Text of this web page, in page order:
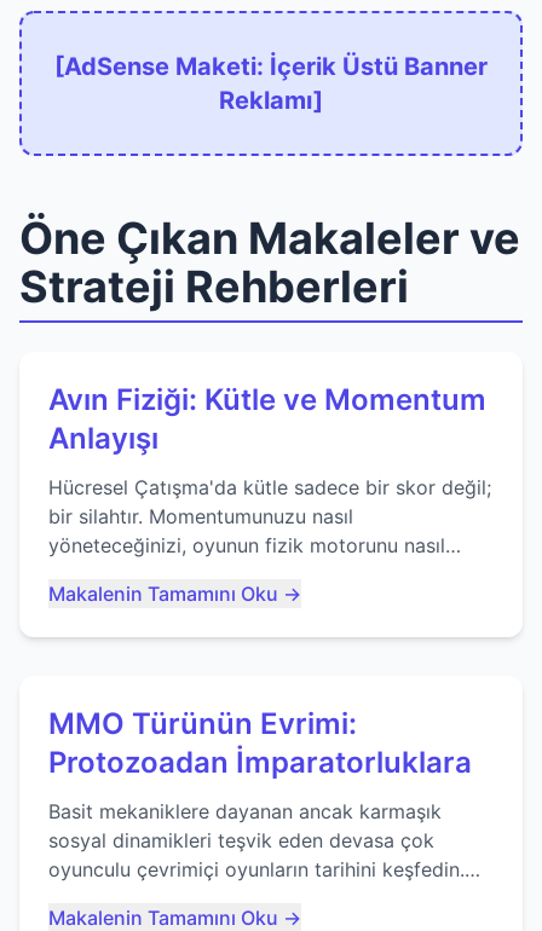
[AdSense Maketi: İçerik Üstü Banner
Reklamı]
Öne Çıkan Makaleler ve
Strateji Rehberleri
Avın Fiziği: Kütle ve Momentum
Anlayışı
Hücresel Çatışma'da kütle sadece bir skor değil;
bir silahtır. Momentumunuzu nasıl
yöneteceğinizi, oyunun fizik motorunu nasıl
ustalaşacağınızı öğrenin...
Makalenin Tamamını Oku →
MMO Türünün Evrimi:
Protozoadan İmparatorluklara
Basit mekaniklere dayanan ancak karmaşık
sosyal dinamikleri teşvik eden devasa çok
oyunculu çevrimiçi oyunların tarihini keşfedin.
Makalenin Tamamını Oku →